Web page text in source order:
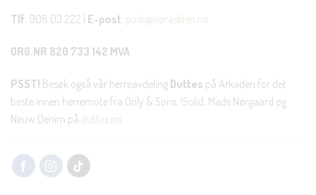
Tlf: 908 03 222 | E-post: post@noraskien.no
ORG.NR 820 733 142 MVA
PSST! Besøk også vår herreavdeling Duttes på Arkaden for det
beste innen herremote fra Only & Sons, !Solid, Mads Nørgaard og
Neuw Denim på duttes.no